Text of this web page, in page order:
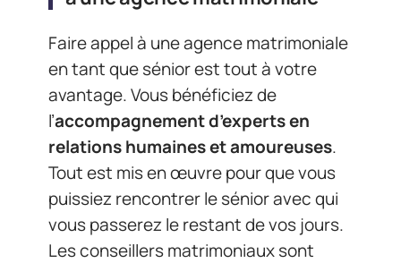
Faire appel à une agence matrimoniale
en tant que sénior est tout à votre
avantage. Vous bénéficiez de
l’accompagnement d’experts en
relations humaines et amoureuses.
Tout est mis en œuvre pour que vous
puissiez rencontrer le sénior avec qui
vous passerez le restant de vos jours.
Les conseillers matrimoniaux sont